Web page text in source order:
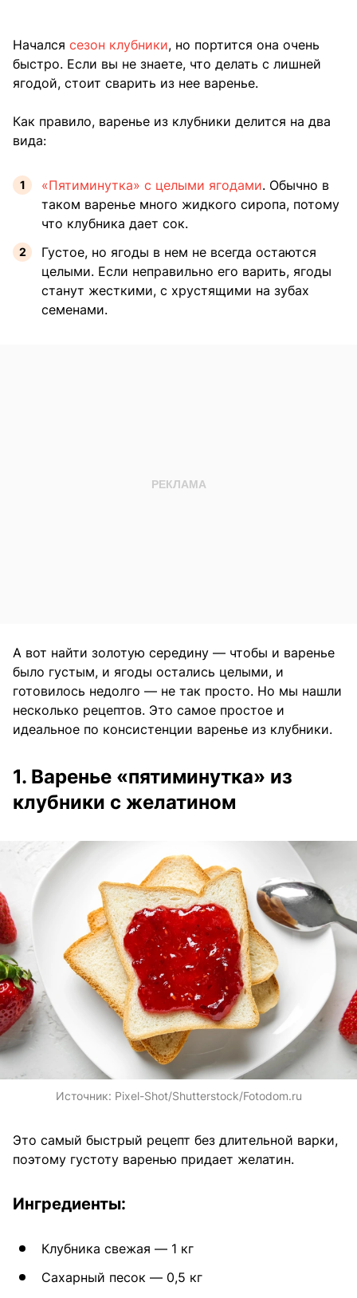
Начался сезон клубники, но портится она очень
быстро. Если вы не знаете, что делать с лишней
ягодой, стоит сварить из нее варенье.
Как правило, варенье из клубники делится на два
вида:
«Пятиминутка» с целыми ягодами. Обычно в
таком варенье много жидкого сиропа, потому
что клубника дает сок.
Густое, но ягоды в нем не всегда остаются
целыми. Если неправильно его варить, ягоды
станут жесткими, с хрустящими на зубах
семенами.
А вот найти золотую середину — чтобы и варенье
было густым, и ягоды остались целыми, и
готовилось недолго — не так просто. Но мы нашли
несколько рецептов. Это самое простое и
идеальное по консистенции варенье из клубники.
1. Варенье «пятиминутка» из
клубники с желатином
Источник: Pixel-Shot/Shutterstock/Fotodom.ru
Это самый быстрый рецепт без длительной варки,
поэтому густоту варенью придает желатин.
Ингредиенты:
Клубника свежая — 1 кг
Сахарный песок — 0,5 кг